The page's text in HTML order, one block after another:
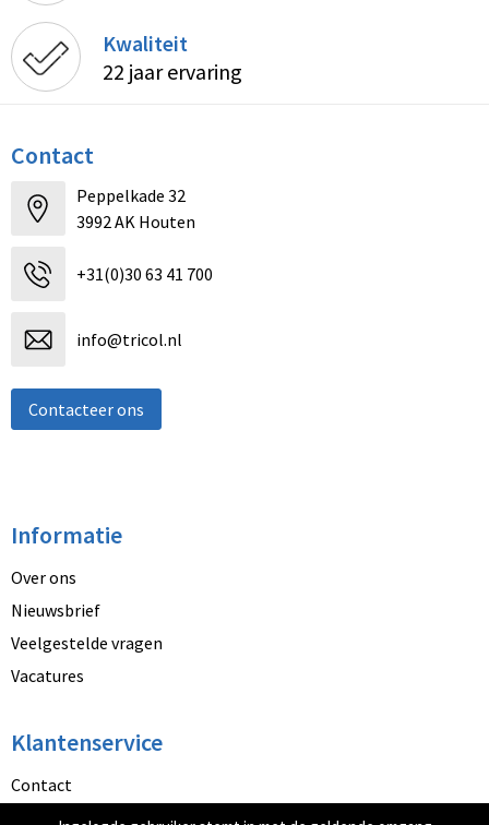
Kwaliteit
22 jaar ervaring
Contact
Peppelkade 32
3992 AK Houten
+31(0)30 63 41 700
info@tricol.nl
Contacteer ons
Informatie
Over ons
Nieuwsbrief
Veelgestelde vragen
Vacatures
Klantenservice
Contact
Betaalmethoden